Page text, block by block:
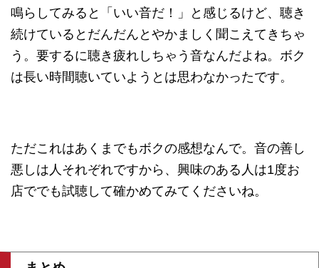
鳴らしてみると「いい音だ！」と感じるけど、聴き
続けているとだんだんとやかましく聞こえてきちゃ
う。要するに聴き疲れしちゃう音なんだよね。ボク
は長い時間聴いていようとは思わなかったです。
ただこれはあくまでもボクの感想なんで。音の善し
悪しは人それぞれですから、興味のある人は1度お
店ででも試聴して確かめてみてくださいね。